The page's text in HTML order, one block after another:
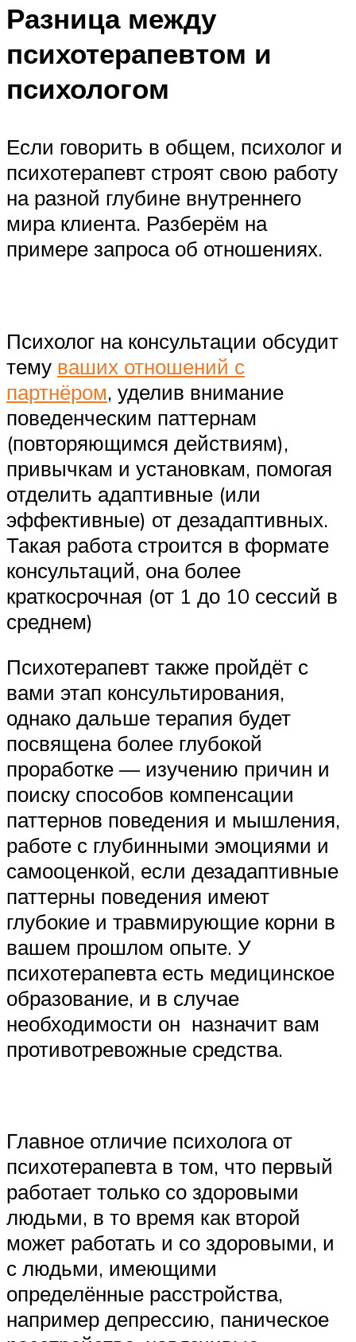
Разница между
психотерапевтом и
психологом
Если говорить в общем, психолог и
психотерапевт строят свою работу
на разной глубине внутреннего
мира клиента. Разберём на
примере запроса об отношениях.
Психолог на консультации обсудит
тему ваших отношений с
партнёром, уделив внимание
поведенческим паттернам
(повторяющимся действиям),
привычкам и установкам, помогая
отделить адаптивные (или
эффективные) от дезадаптивных.
Такая работа строится в формате
консультаций, она более
краткосрочная (от 1 до 10 сессий в
среднем)
Психотерапевт также пройдёт с
вами этап консультирования,
однако дальше терапия будет
посвящена более глубокой
проработке — изучению причин и
поиску способов компенсации
паттернов поведения и мышления,
работе с глубинными эмоциями и
самооценкой, если дезадаптивные
паттерны поведения имеют
глубокие и травмирующие корни в
вашем прошлом опыте. У
психотерапевта есть медицинское
образование, и в случае
необходимости он назначит вам
противотревожные средства.
Главное отличие психолога от
психотерапевта в том, что первый
работает только со здоровыми
людьми, в то время как второй
может работать и со здоровыми, и
с людьми, имеющими
определённые расстройства,
например депрессию, паническое